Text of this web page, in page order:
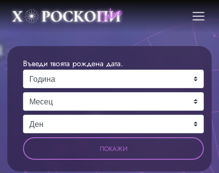
Въведи твоята рождена дата.
ПОКАЖИ